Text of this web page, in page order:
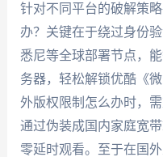
针对不同平台的破解策
办？关键在于绕过身份验
悉尼等全球部署节点，
务器，轻松解锁优酷《
外版权限制怎么办时，
通过伪装成国内家庭宽
零延时观看。至于在国